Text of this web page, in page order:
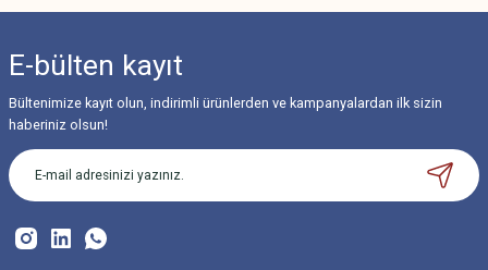
Görüş ve önerileriniz için teşekkür ederiz.
Ürün resmi kalitesiz, bozuk veya görüntülenemiyor.
Ürün açıklamasında eksik bilgiler bulunuyor.
Ürün bilgilerinde hatalar bulunuyor.
Bu ürüne benzer farklı alternatifler olmalı.
E-bülten kayıt
Bültenimize kayıt olun, indirimli ürünlerden ve kampanyalardan ilk sizin
haberiniz olsun!